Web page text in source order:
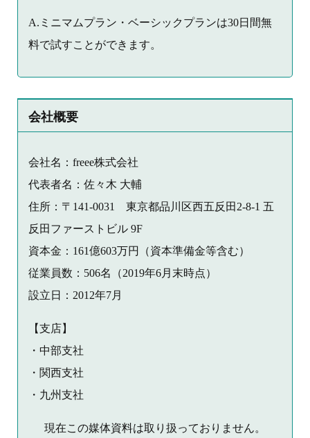
A.ミニマムプラン・ベーシックプランは30日間無
料で試すことができます。
会社概要
会社名：freee株式会社
代表者名：佐々木 大輔
住所：〒141-0031 東京都品川区西五反田2-8-1 五
反田ファーストビル 9F
資本金：161億603万円（資本準備金等含む）
従業員数：506名（2019年6月末時点）
設立日：2012年7月
【支店】
・中部支社
・関西支社
・九州支社
現在この媒体資料は取り扱っておりません。